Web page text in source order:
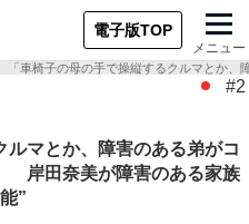
電子版TOP
メニュー
「車椅子の母の手で操縦するクルマとか
#2
ルマとか、障害のある弟がコ
岸田奈美が障害のある家族
”